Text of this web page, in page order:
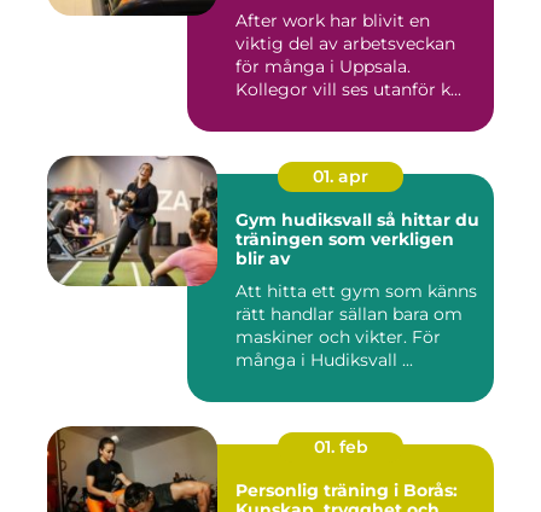
After work har blivit en
viktig del av arbetsveckan
för många i Uppsala.
Kollegor vill ses utanför k...
01. apr
Gym hudiksvall så hittar du
träningen som verkligen
blir av
Att hitta ett gym som känns
rätt handlar sällan bara om
maskiner och vikter. För
många i Hudiksvall ...
01. feb
Personlig träning i Borås: